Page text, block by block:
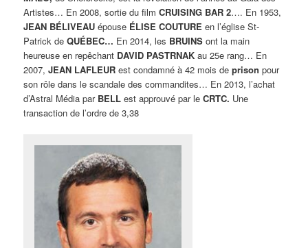
Artistes… En 2008, sortie du filmCRUISING BAR 2…. En 1953,
JEAN BÉLIVEAU épouse ÉLISE COUTURE en l’église St-
Patrick deQUÉBEC… En 2014, les BRUINS ont la main
heureuse en repêchant DAVID PASTRNAK au 25e rang… En
2007,JEAN LAFLEUR est condamné à 42 mois deprison pour
son rôle dans le scandale des commandites… En 2013, l’achat
d’Astral Média par BELL est approuvé par leCRTC. Une
transaction de l’ordre de 3,38